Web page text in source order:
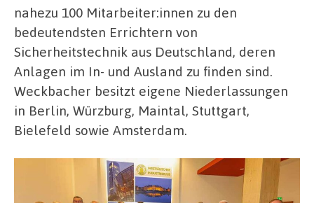
nahezu 100 Mitarbeiter:innen zu den
bedeutendsten Errichtern von
Sicherheitstechnik aus Deutschland, deren
Anlagen im In- und Ausland zu finden sind.
Weckbacher besitzt eigene Niederlassungen
in Berlin, Würzburg, Maintal, Stuttgart,
Bielefeld sowie Amsterdam.